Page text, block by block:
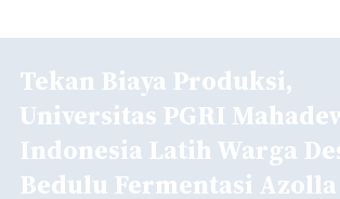
Tekan Biaya Produksi,
Universitas PGRI
Indonesia Latih Warga
Bedulu Fermentasi Azolla